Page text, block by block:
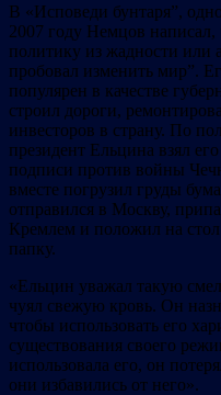
В «Исповеди бунтаря”,
2007 году Немцов
политику из жадности
пробовал изменить мир”.
популярен в качестве
строил дороги,
инвесторов в страну. По
президент Ельцина взял
подписи против войны
вместе погрузил груды
отправился в Москву,
Кремлем и положил на
папку.
«Ельцин уважал такую
чуял свежую кровь. Он
чтобы использовать его
существования своего
использовала его, он
они избавились от него».